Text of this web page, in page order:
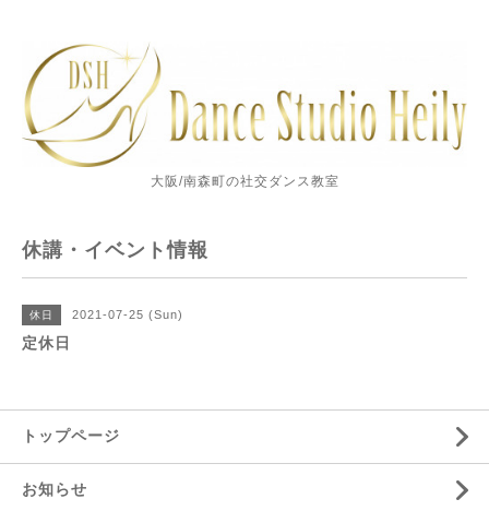
大阪/南森町の社交ダンス教室
休講・イベント情報
休日 2021-07-25 (Sun)
定休日
トップページ
お知らせ